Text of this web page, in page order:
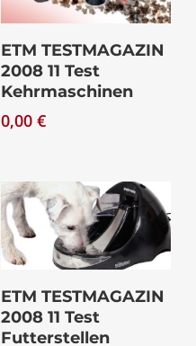
Download
ETM TESTMAGAZIN
2008 11 Test
Kehrmaschinen
0,00€
Download
ETM TESTMAGAZIN
2008 11 Test
Futterstellen